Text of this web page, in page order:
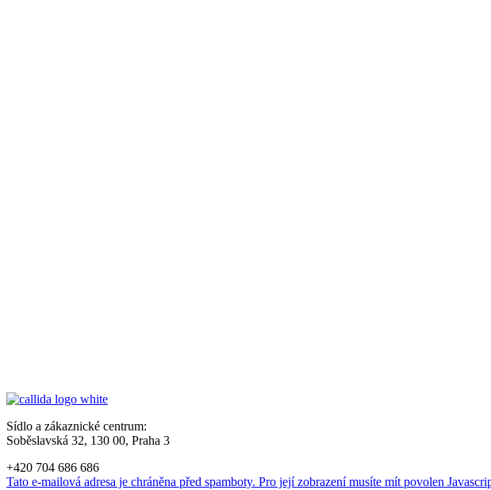
Sídlo a zákaznické centrum:
Soběslavská 32, 130 00, Praha 3
+420 704 686 686
Tato e-mailová adresa je chráněna před spamboty. Pro její zobrazení musíte mít povolen